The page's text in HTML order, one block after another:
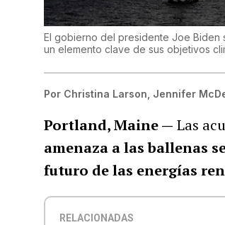
El gobierno del presidente Joe Biden
un elemento clave de sus objetivos
Por Christina Larson, Jennifer
Portland, Maine — Las
amenaza a las ballenas
futuro de las energías
RELACIONADAS